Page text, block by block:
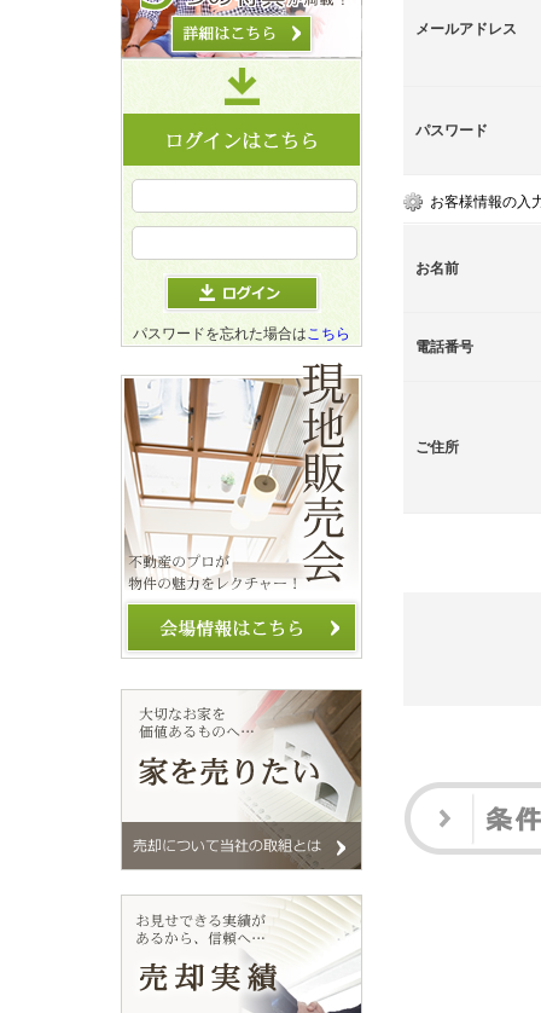
メールアドレス
パスワード
お客様情報の入
お名前
電話番号
ご住所
パスワードを忘れた場合はこちら